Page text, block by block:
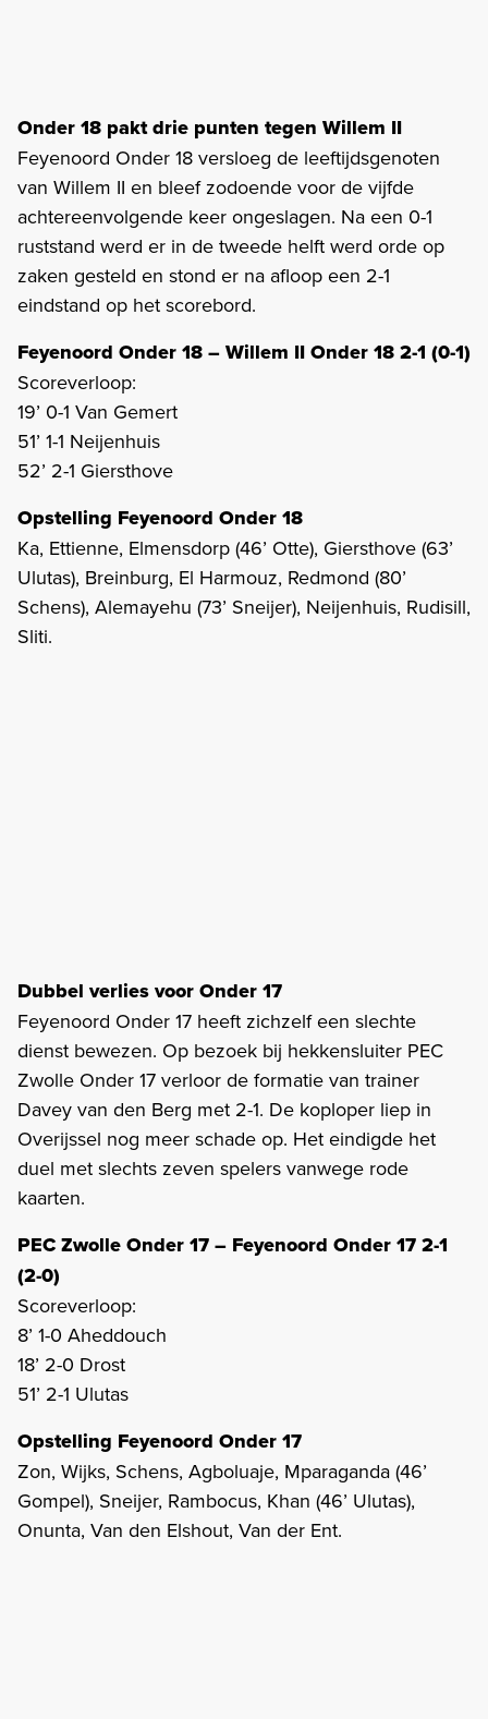
Onder 18 pakt drie punten tegen Willem II
Feyenoord Onder 18 versloeg de leeftijdsgenoten
van Willem II en bleef zodoende voor de vijfde
achtereenvolgende keer ongeslagen. Na een 0-1
ruststand werd er in de tweede helft werd orde op
zaken gesteld en stond er na afloop een 2-1
eindstand op het scorebord.
Feyenoord Onder 18 – Willem II Onder 18 2-1 (0-1)
Scoreverloop:
19’ 0-1 Van Gemert
51’ 1-1 Neijenhuis
52’ 2-1 Giersthove
Opstelling Feyenoord Onder 18
Ka, Ettienne, Elmensdorp (46’ Otte), Giersthove (63’
Ulutas), Breinburg, El Harmouz, Redmond (80’
Schens), Alemayehu (73’ Sneijer), Neijenhuis, Rudisill,
Sliti.
Dubbel verlies voor Onder 17
Feyenoord Onder 17 heeft zichzelf een slechte
dienst bewezen. Op bezoek bij hekkensluiter PEC
Zwolle Onder 17 verloor de formatie van trainer
Davey van den Berg met 2-1. De koploper liep in
Overijssel nog meer schade op. Het eindigde het
duel met slechts zeven spelers vanwege rode
kaarten.
PEC Zwolle Onder 17 – Feyenoord Onder 17 2-1
(2-0)
Scoreverloop:
8’ 1-0 Aheddouch
18’ 2-0 Drost
51’ 2-1 Ulutas
Opstelling Feyenoord Onder 17
Zon, Wijks, Schens, Agboluaje, Mparaganda (46’
Gompel), Sneijer, Rambocus, Khan (46’ Ulutas),
Onunta, Van den Elshout, Van der Ent.